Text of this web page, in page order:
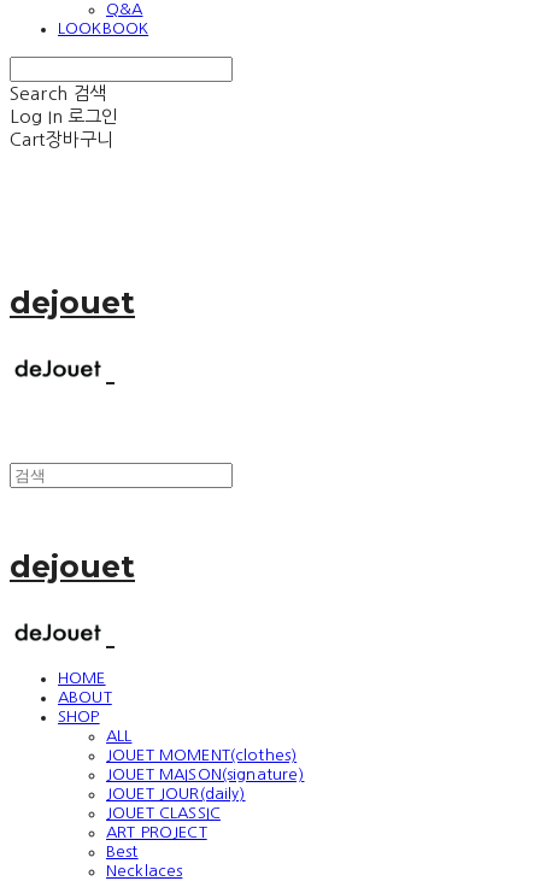
Q&A
LOOKBOOK
Search 검색
Log In 로그인
Cart장바구니
dejouet
dejouet
HOME
ABOUT
SHOP
ALL
JOUET MOMENT(clothes)
JOUET MAISON(signature)
JOUET JOUR(daily)
JOUET CLASSIC
ART PROJECT
Best
Necklaces